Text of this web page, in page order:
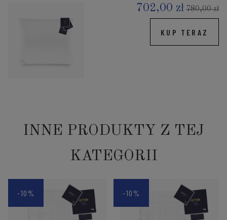
702,00 zł 780,00 zł
KUP TERAZ
INNE PRODUKTY Z TEJ
KATEGORII
-10% -10%